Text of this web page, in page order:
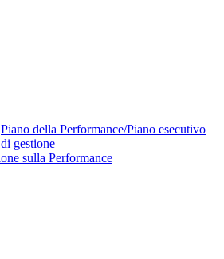
Piano della Performance/Piano esecutivo
di gestione
sulla Performance